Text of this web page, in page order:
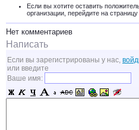
Если вы хотите оставить
организации, перейдите на страницу
Нет комментариев
Написать
Если вы зарегистрированы у нас,
или введите
Ваше имя: